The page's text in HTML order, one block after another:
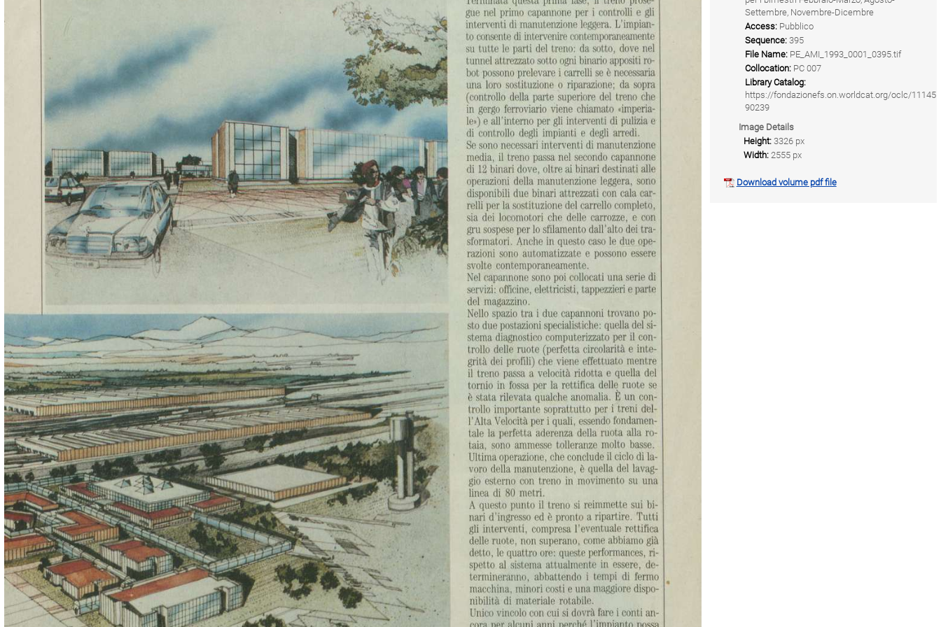
Settembre, Novembre-Dicembre
Access: Pubblico
Sequence: 395
File Name: PE_AMI_1993_0001_0395.tif
Collocation: PC 007
Library Catalog:
https://fondazionefs.on.worldcat.org/oclc/11145
90239
Image Details
Height: 3326 px
Width: 2555 px
Download volume pdf file